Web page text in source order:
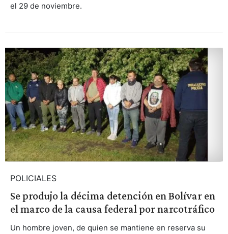
el 29 de noviembre.
POLICIALES
Se produjo la décima detención en Bolívar en
el marco de la causa federal por narcotráfico
Un hombre joven, de quien se mantiene en reserva su